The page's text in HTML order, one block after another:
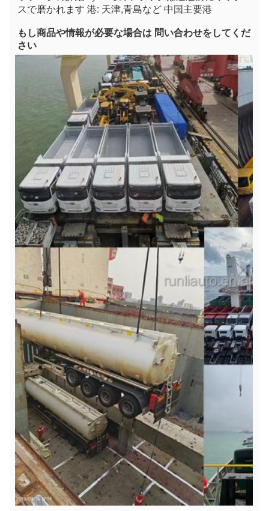
スで磨かれます 港: 天津,青島など 中国主要港
もし商品や情報が必要な場合は 問い合わせをしてくだ
さい